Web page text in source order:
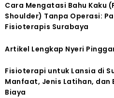
Cara Mengatasi Bahu Kaku
Shoulder) Tanpa Operasi:
Fisioterapis Surabaya
Artikel Lengkap Nyeri
Fisioterapi untuk Lansia di
Manfaat, Jenis Latihan, dan
Biaya